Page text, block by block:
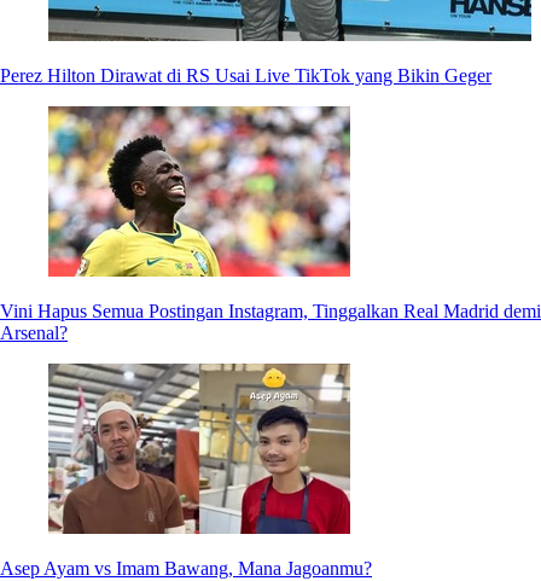
Perez Hilton Dirawat di RS Usai Live TikTok yang Bikin Geger
Vini Hapus Semua Postingan Instagram, Tinggalkan Real Madrid demi
Arsenal?
Asep Ayam vs Imam Bawang, Mana Jagoanmu?